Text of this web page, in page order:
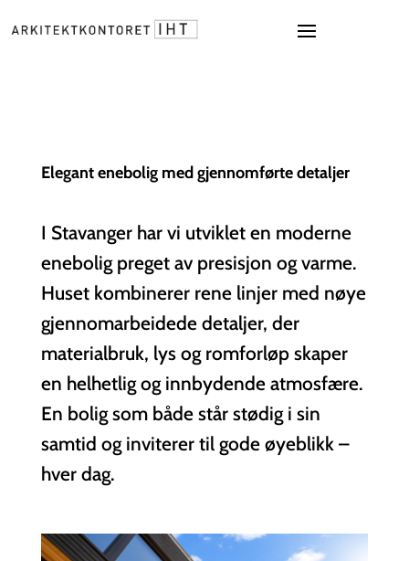
Elegant enebolig med gjennomførte detaljer
I Stavanger har vi utviklet en moderne
enebolig preget av presisjon og varme.
Huset kombinerer rene linjer med nøye
gjennomarbeidede detaljer, der
materialbruk, lys og romforløp skaper
en helhetlig og innbydende atmosfære.
En bolig som både står stødig i sin
samtid og inviterer til gode øyeblikk –
hver dag.